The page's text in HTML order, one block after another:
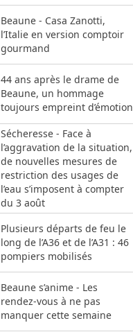
Beaune - Casa Zanotti,
l’Italie en version comptoir
gourmand
44 ans après le drame de
Beaune, un hommage
toujours empreint d’émotion
Sécheresse - Face à
l’aggravation de la situation,
de nouvelles mesures de
restriction des usages de
l’eau s’imposent à compter
du 3 août
Plusieurs départs de feu le
long de l’A36 et de l’A31 : 46
pompiers mobilisés
Beaune s’anime - Les
rendez-vous à ne pas
manquer cette semaine